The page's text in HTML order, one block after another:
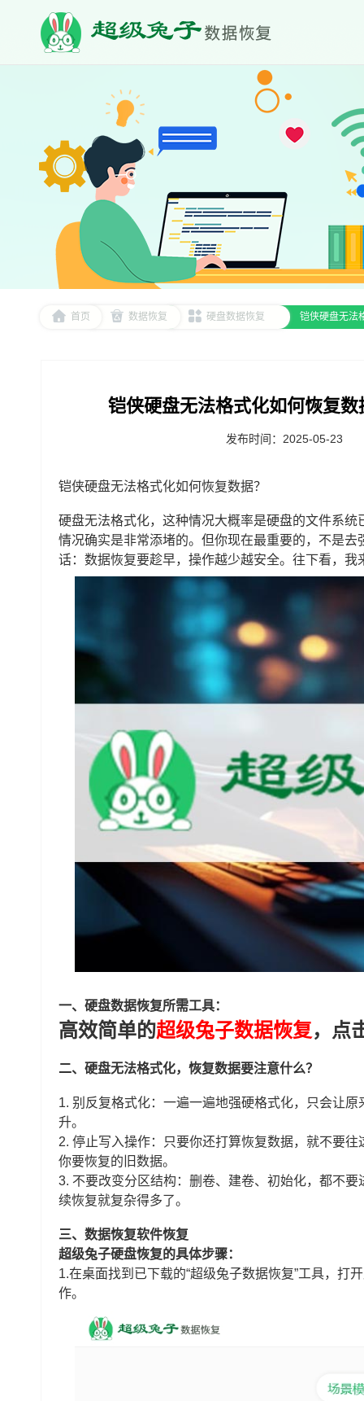
首页 数据恢复 硬盘数据恢复 铠侠硬盘无法
铠侠硬盘无法格式化如何恢复
发布时间：2025-05-23
铠侠硬盘无法格式化如何恢复数据？
硬盘无法格式化，这种情况大概率是硬盘的文件系
情况确实是非常添堵的。但你现在最重要的，不是
话：数据恢复要趁早，操作越少越安全。往下看，
一、硬盘数据恢复所需工具：
高效简单的超级兔子数据恢复，点
二、硬盘无法格式化，恢复数据要注意什么？
1. 别反复格式化：一遍一遍地强硬格式化，只会让
升。
2. 停止写入操作：只要你还打算恢复数据，就不要
你要恢复的旧数据。
3. 不要改变分区结构：删卷、建卷、初始化，都不
续恢复就复杂得多了。
三、数据恢复软件恢复
超级兔子硬盘恢复的具体步骤：
1.在桌面找到已下载的“超级兔子数据恢复”工具，打
作。